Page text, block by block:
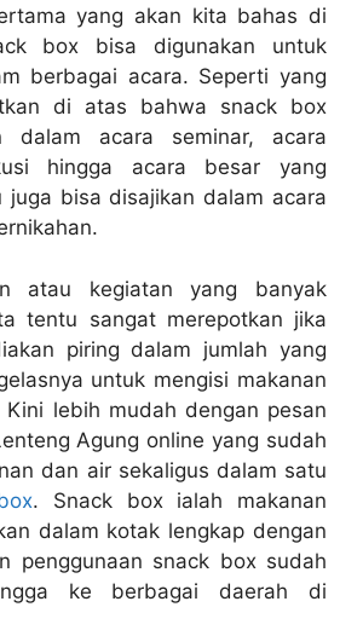
yang akan kita bahas di
box bisa digunakan untuk
berbagai acara. Seperti yang
di atas bahwa snack box
dalam acara seminar, acara
hingga acara besar yang
juga bisa disajikan dalam acara
atau kegiatan yang banyak
tentu sangat merepotkan jika
piring dalam jumlah yang
untuk mengisi makanan
Kini lebih mudah dengan pesan
Agung onlineyang sudah
dan air sekaligus dalam satu
. Snack box ialah makanan
dalam kotak lengkap dengan
penggunaan snack box sudah
ke berbagai daerah di